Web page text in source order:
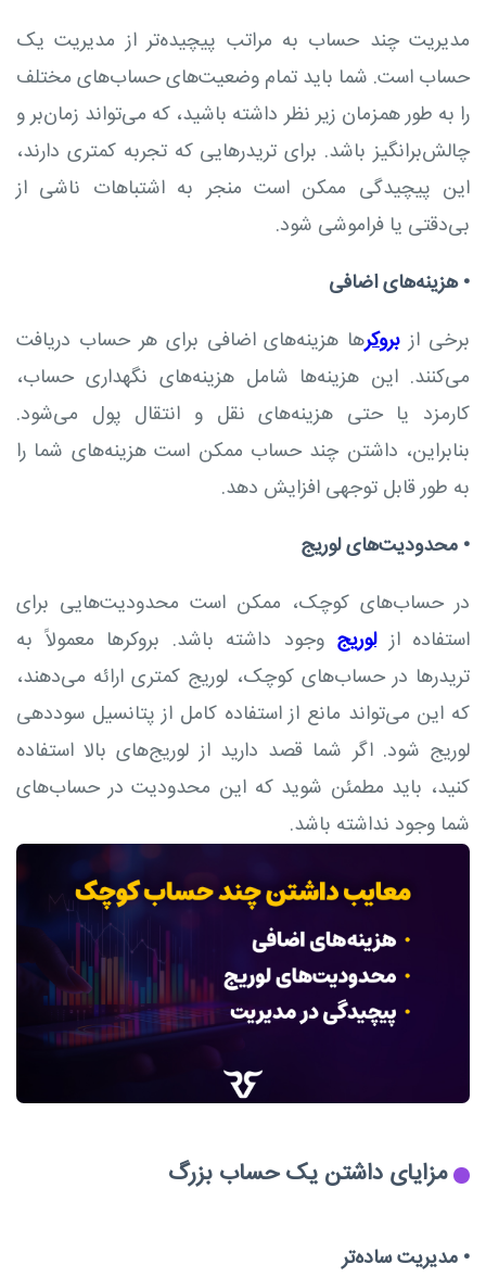
مدیریت چند حساب به مراتب پیچیده‌تر از مدیریت یک
حساب است. شما باید تمام وضعیت‌های حساب‌های مختلف
را به طور همزمان زیر نظر داشته باشید، که می‌تواند زمان‌بر و
چالش‌برانگیز باشد. برای تریدرهایی که تجربه کمتری دارند،
این پیچیدگی ممکن است منجر به اشتباهات ناشی از
بی‌دقتی یا فراموشی شود.
• هزینه‌های اضافی
برخی از بروکرها هزینه‌های اضافی برای هر حساب دریافت
می‌کنند. این هزینه‌ها شامل هزینه‌های نگهداری حساب،
کارمزد یا حتی هزینه‌های نقل و انتقال پول می‌شود.
بنابراین، داشتن چند حساب ممکن است هزینه‌های شما را
به طور قابل توجهی افزایش دهد.
• محدودیت‌های لوریج
در حساب‌های کوچک، ممکن است محدودیت‌هایی برای
استفاده ازلوریج وجود داشته باشد. بروکرها معمولاً به
تریدرها در حساب‌های کوچک، لوریج کمتری ارائه می‌دهند،
که این می‌تواند مانع از استفاده کامل از پتانسیل سوددهی
لوریج شود. اگر شما قصد دارید از لوریج‌های بالا استفاده
کنید، باید مطمئن شوید که این محدودیت در حساب‌های
شما وجود نداشته باشد.
مزایای داشتن یک حساب بزرگ
• مدیریت ساده‌تر